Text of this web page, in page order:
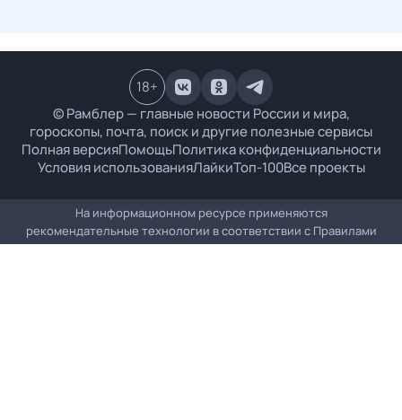
© Рамблер — главные новости России и мира,
гороскопы, почта, поиск и другие полезные сервисы
Полная версияПомощьПолитика конфиденциальности
Условия использованияЛайкиТоп-100Все проекты
18+
На информационном ресурсе применяются
рекомендательные технологии в соответствии с Правилами